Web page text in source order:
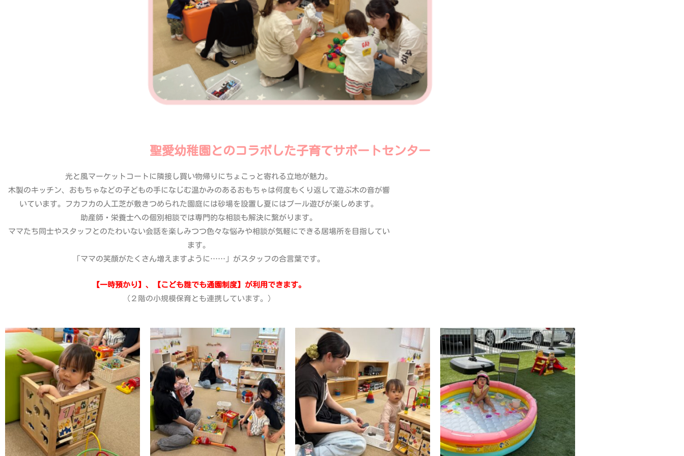
聖愛幼稚園とのコラボした子育てサポートセンター
光と風マーケットコートに隣接し買い物帰りにちょこっと寄れる立地が魅力。
木製のキッチン、おもちゃなどの子どもの手になじむ温かみのあるおもちゃは何度もくり返して遊ぶ木の音が響
いています。フカフカの人工芝が敷きつめられた園庭には砂場を設置し夏にはプール遊びが楽しめます。
助産師・栄養士への個別相談では専門的な相談も解決に繋がります。
ママたち同士やスタッフとのたわいない会話を楽しみつつ色々な悩みや相談が気軽にできる居場所を目指してい
ます。
「ママの笑顔がたくさん増えますように……」がスタッフの合言葉です。
【一時預かり】、【こども誰でも通園制度】が利用できます。
（２階の小規模保育とも連携しています。）